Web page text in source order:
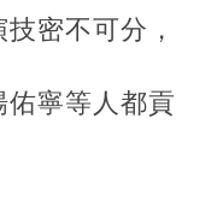
密不可分，
寧等人都貢